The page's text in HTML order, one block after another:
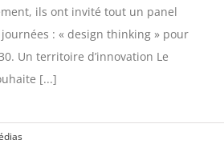
ils ont invité tout un panel
: « design thinking » pour
Un territoire d’innovation Le
[...]